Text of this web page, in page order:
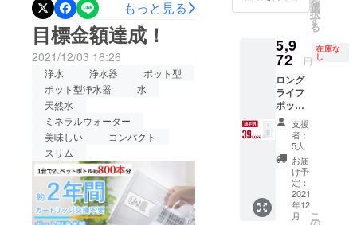
ねくださいませ。よろしく
お願いいたします！
ライフポットを実際に使っ
た様子を記事にしていただ
きました！！ 実際の使用風
景を動画とともに分かりや
すくご紹介いただいており
ます。わたくしどもも嬉し
いです。ご検討中の方もそ
うでない方も、よければ以
下リンクからぜひぜひご覧
もっと見る
目標金額達成！
2021/12/03 16:26
浄水 浄水器
ポット型
ポット型浄水器
水
天然水
ミネラルウォーター
美味しい
コンパクト
スリム
49％OF
F 2022
旬頃か
ら、各
ECサイ
ト/自社
HP等で
一般販
売を予
定。 ※
税込
み、送
料込の
価格と
なりま
す。
選
択
す
る
5,9
72 円
在庫な
し
ロング
ライフ
ポット
×1 一般
販売予
定価格
9,790円
（税・
送料込
み）の
39％OF
F 2022
支援
者：
5人
お届
け予
定：
2021
年12
月
こ